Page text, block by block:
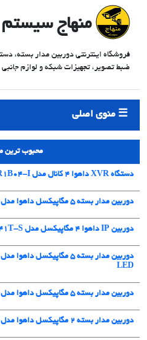
منهاج سیستم
فروشگاه اینترنتی دوربین مدار بسته،
ضبط تصویر، تجهیزات شبکه و لوازم جانبی
منوی اصلی
محبوب ترین
دستگاه XVR داهوا 4 کانال مدل XVR1B04-I
دوربین مدار بسته 5 مگاپیکسل داهوا مدل HAC-HFW1509TLMP-LED
دوربین IP داهوا 4 مگاپیکسل مدل IPC-HDW2441T-S
LED
دوربین مدار بسته 5 مگاپیکسل داهوا مدل HAC-HFW1500THP-I8
دوربین مدار بسته ۲ مگاپیکسل داهوا مدل HAC-B1A21P